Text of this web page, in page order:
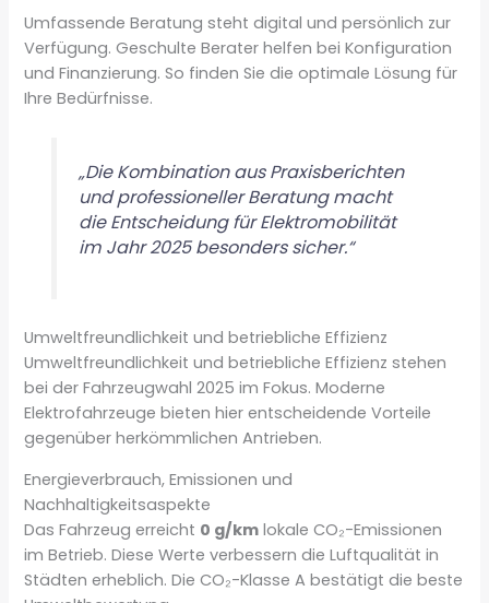
Umfassende Beratung steht digital und persönlich zur
Verfügung. Geschulte Berater helfen bei Konfiguration
und Finanzierung. So finden Sie die optimale Lösung für
Ihre Bedürfnisse.
„Die Kombination aus Praxisberichten
und professioneller Beratung macht
die Entscheidung für Elektromobilität
im Jahr 2025 besonders sicher.“
Umweltfreundlichkeit und betriebliche Effizienz
Umweltfreundlichkeit und betriebliche Effizienz stehen
bei der Fahrzeugwahl 2025 im Fokus. Moderne
Elektrofahrzeuge bieten hier entscheidende Vorteile
gegenüber herkömmlichen Antrieben.
Energieverbrauch, Emissionen und
Nachhaltigkeitsaspekte
Das Fahrzeug erreicht 0 g/km lokale CO₂-Emissionen
im Betrieb. Diese Werte verbessern die Luftqualität in
Städten erheblich. Die CO₂-Klasse A bestätigt die beste